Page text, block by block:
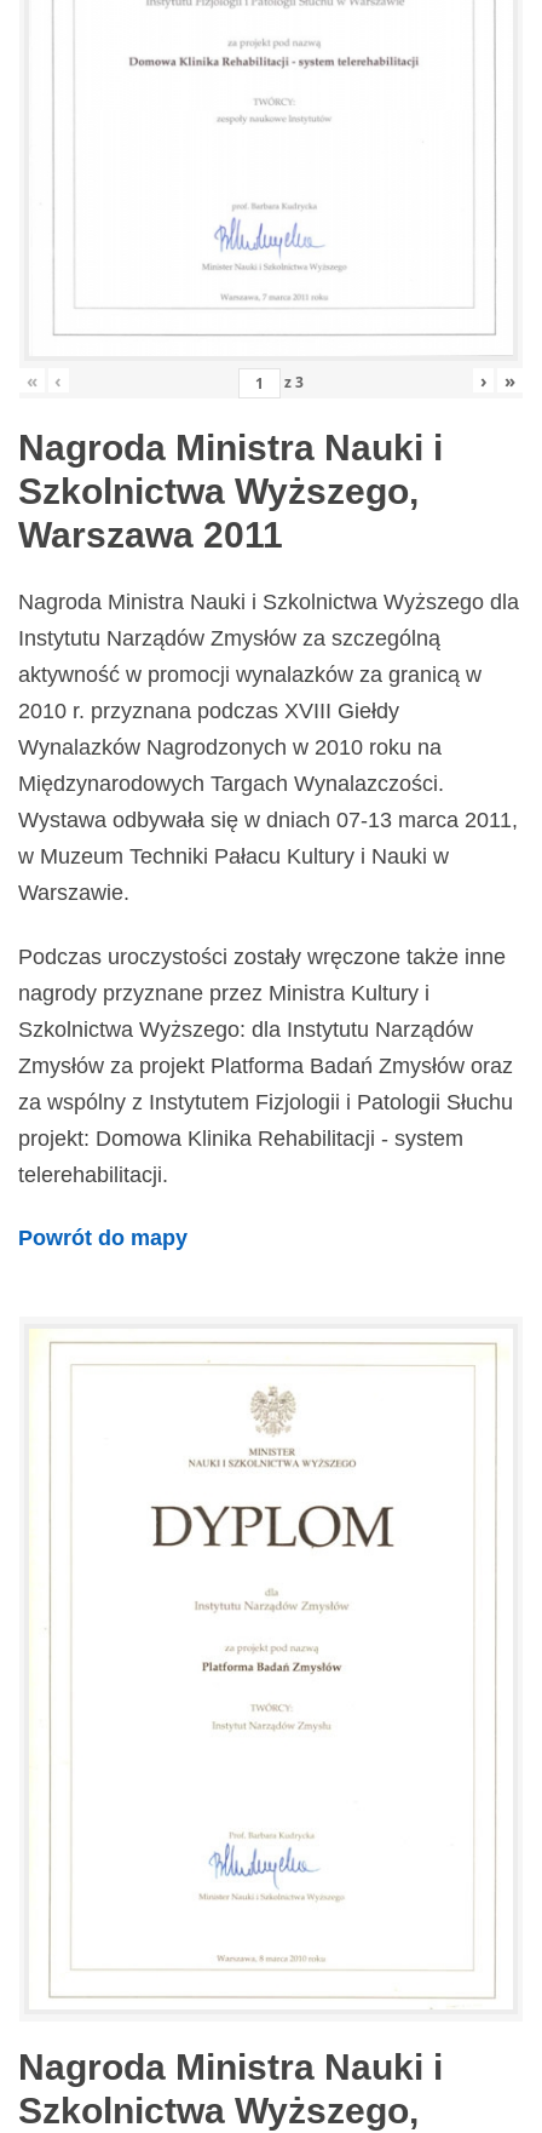
« ‹ z3 › »
Nagroda Ministra Nauki i
Szkolnictwa Wyższego,
Warszawa 2011
Nagroda Ministra Nauki i Szkolnictwa Wyższego dla
Instytutu Narządów Zmysłów za szczególną
aktywność w promocji wynalazków za granicą w
2010 r. przyznana podczas XVIII Giełdy
Wynalazków Nagrodzonych w 2010 roku na
Międzynarodowych Targach Wynalazczości.
Wystawa odbywała się w dniach 07-13 marca 2011,
w Muzeum Techniki Pałacu Kultury i Nauki w
Warszawie.
Podczas uroczystości zostały wręczone także inne
nagrody przyznane przez Ministra Kultury i
Szkolnictwa Wyższego: dla Instytutu Narządów
Zmysłów za projekt Platforma Badań Zmysłów oraz
za wspólny z Instytutem Fizjologii i Patologii Słuchu
projekt: Domowa Klinika Rehabilitacji - system
telerehabilitacji.
Powrót do mapy
Nagroda Ministra Nauki i
Szkolnictwa Wyższego,